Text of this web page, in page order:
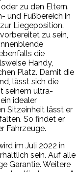
zu den Eltern.
und Fußbereich in
Liegeposition.
zu sein,
die
Handy,
Platz. Damit die
lässt sich die
seinem ultra-
idealer
Sitzeinheit lässt er
So findet er
Fahrzeuge.
im Juli 2022 in
sein. Auf alle
Garantie. Weitere